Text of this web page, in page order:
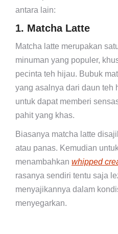
antara lain:
1. Matcha Latte
Matcha latte merupakan
minuman yang populer,
pecinta teh hijau. Bubuk
yang asalnya dari daun teh
untuk dapat memberi
pahit yang khas.
Biasanya matcha latte
atau panas. Kemudian
menambahkan whipped
rasanya sendiri tentu saja
menyajikannya dalam
menyegarkan.